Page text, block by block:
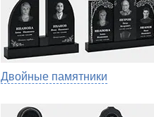
Двойные памятники